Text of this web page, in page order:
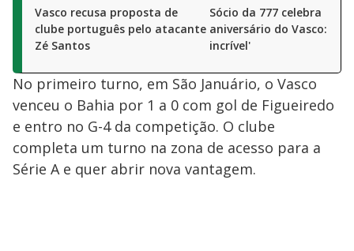
Vasco recusa proposta de
clube português pelo atacante
Zé Santos
Sócio da 777 celebra
aniversário do Vasco:
incrível'
No primeiro turno, em São Januário, o Vasco
venceu o Bahia por 1 a 0 com gol de Figueiredo
e entro no G-4 da competição. O clube
completa um turno na zona de acesso para a
Série A e quer abrir nova vantagem.